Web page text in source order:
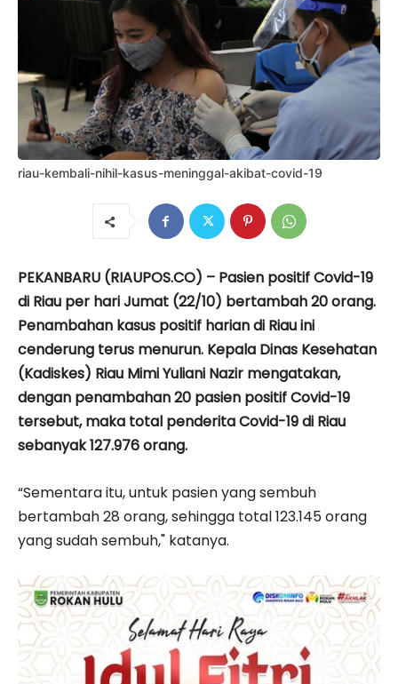
riau-kembali-nihil-kasus-meninggal-akibat-covid-19
PEKANBARU (RIAUPOS.CO) – Pasien positif Covid-19
di Riau per hari Jumat (22/10) bertambah 20 orang.
Penambahan kasus positif harian di Riau ini
cenderung terus menurun. Kepala Dinas Kesehatan
(Kadiskes) Riau Mimi Yuliani Nazir mengatakan,
dengan penambahan 20 pasien positif Covid-19
tersebut, maka total penderita Covid-19 di Riau
sebanyak 127.976 orang.
“Sementara itu, untuk pasien yang sembuh
bertambah 28 orang, sehingga total 123.145 orang
yang sudah sembuh," katanya.